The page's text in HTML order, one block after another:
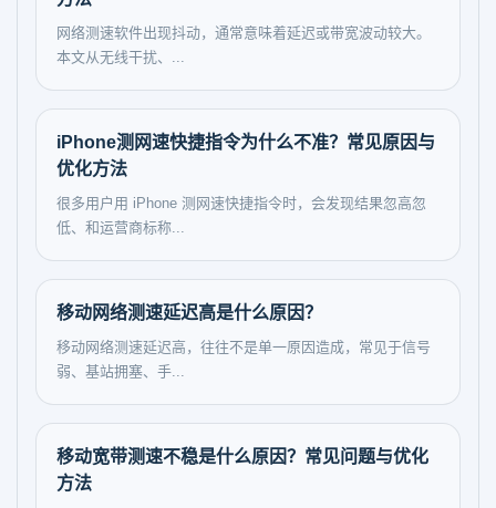
网络测速软件出现抖动，通常意味着延迟或带宽波动较大。
本文从无线干扰、...
iPhone测网速快捷指令为什么不准？常见原因与
优化方法
很多用户用 iPhone 测网速快捷指令时，会发现结果忽高忽
低、和运营商标称...
移动网络测速延迟高是什么原因？
移动网络测速延迟高，往往不是单一原因造成，常见于信号
弱、基站拥塞、手...
移动宽带测速不稳是什么原因？常见问题与优化
方法